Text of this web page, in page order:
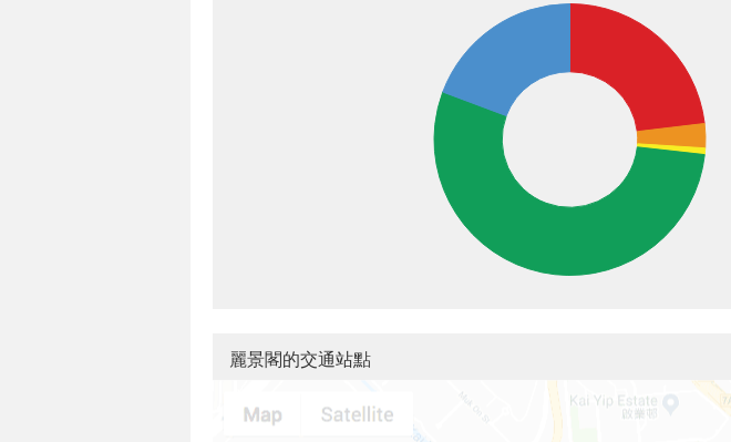
麗景閣的交通站點